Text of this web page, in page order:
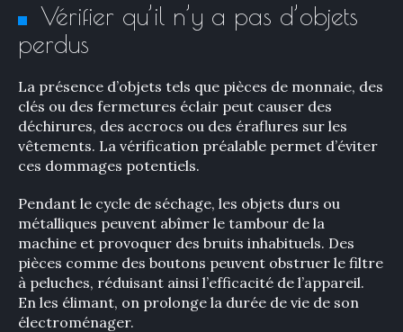
Vérifier qu’il n’y a pas d’objets
perdus
La présence d’objets tels que pièces de monnaie, des
clés ou des fermetures éclair peut causer des
déchirures, des accrocs ou des éraflures sur les
vêtements. La vérification préalable permet d’éviter
ces dommages potentiels.
Pendant le cycle de séchage, les objets durs ou
métalliques peuvent abîmer le tambour de la
machine et provoquer des bruits inhabituels. Des
pièces comme des boutons peuvent obstruer le filtre
à peluches, réduisant ainsi l’efficacité de l’appareil.
En les élimant, on prolonge la durée de vie de son
électroménager.